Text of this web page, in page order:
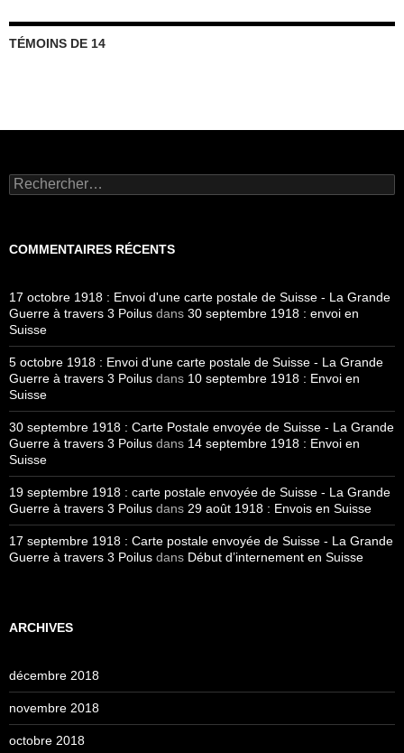
TÉMOINS DE 14
Rechercher :
COMMENTAIRES RÉCENTS
17 octobre 1918 : Envoi d'une carte postale de Suisse - La Grande
Guerre à travers 3 Poilus dans 30 septembre 1918 : envoi en
Suisse
5 octobre 1918 : Envoi d'une carte postale de Suisse - La Grande
Guerre à travers 3 Poilus dans 10 septembre 1918 : Envoi en
Suisse
30 septembre 1918 : Carte Postale envoyée de Suisse - La Grande
Guerre à travers 3 Poilus dans 14 septembre 1918 : Envoi en
Suisse
19 septembre 1918 : carte postale envoyée de Suisse - La Grande
Guerre à travers 3 Poilus dans 29 août 1918 : Envois en Suisse
17 septembre 1918 : Carte postale envoyée de Suisse - La Grande
Guerre à travers 3 Poilus dans Début d’internement en Suisse
ARCHIVES
décembre 2018
novembre 2018
octobre 2018